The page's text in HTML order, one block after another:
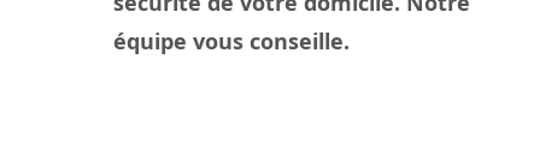
équipe vous conseille.